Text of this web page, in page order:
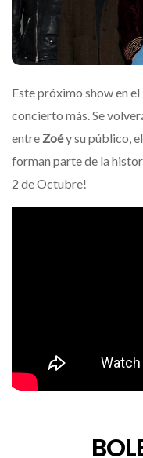
Este próximo show en el
concierto más. Se
entre Zoéy su público,
forman parte de la
2 de Octubre!